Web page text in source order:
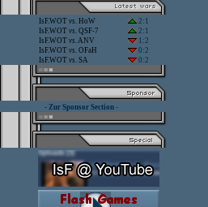
IsF.WOT vs. HoW
2:1
IsF.WOT vs. QSF-7
2:1
IsF.WOT vs.ANV
1:2
IsF.WOT vs. OFaH
0:2
IsF.WOT vs. SA 0:2
- Zur Sponsor Section -